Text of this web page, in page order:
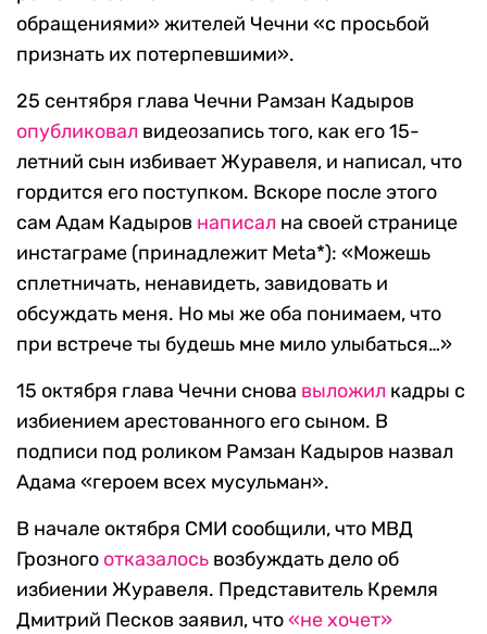
обращениями» жителей Чечни «с просьбой
признать их потерпевшими».
25 сентября глава Чечни Рамзан Кадыров
опубликовал видеозапись того, как его 15-
летний сын избивает Журавеля, и написал, что
гордится его поступком. Вскоре после этого
сам Адам Кадыров написал на своей странице
инстаграме (принадлежит Meta*): «Можешь
сплетничать, ненавидеть, завидовать и
обсуждать меня. Но мы же оба понимаем, что
при встрече ты будешь мне мило улыбаться…»
15 октября глава Чечни снова выложил кадры с
избиением арестованного его сыном. В
подписи под роликом Рамзан Кадыров назвал
Адама «героем всех мусульман».
В начале октября СМИ сообщили, что МВД
Грозного отказалось возбуждать дело об
избиении Журавеля. Представитель Кремля
Дмитрий Песков заявил, что«не хочет»